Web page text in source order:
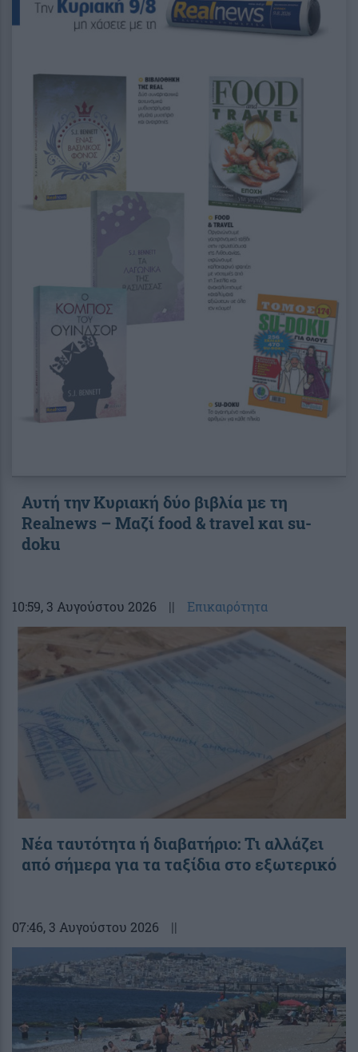
Αυτή την Κυριακή δύο βιβλία με τη
Realnews – Μαζί food & travel και su-
doku
10:59, 3 Αυγούστου 2026 || Επικαιρότητα
Νέα ταυτότητα ή διαβατήριο: Τι αλλάζει
από σήμερα για τα ταξίδια στο εξωτερικό
07:46, 3 Αυγούστου 2026 ||